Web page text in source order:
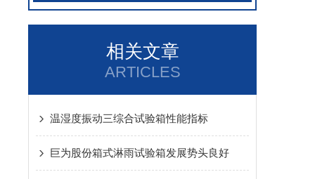
相关文章
ARTICLES
温湿度振动三综合试验箱性能指标
巨为股份箱式淋雨试验箱发展势头良好